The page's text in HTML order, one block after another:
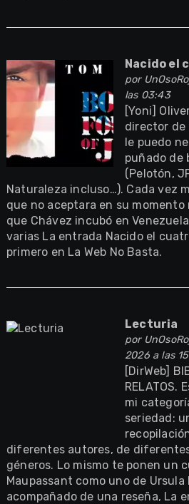
Nacido el
por
las 03:43
[Yoni]
director de
le puedo
puñado de
(Pelotón,
Naturaleza incluso…). Cada vez
que no aceptara en su
que Chávez incubó en
varias La entrada Nacido el
primero en La Web No Basta.
Lecturia
por
2026 a las
[DirWeb]
RELATOS.
mi
seriedad:
diferentes autores, de
géneros. Lo mismo te ponen un
Maupassant como uno de Ursula
acompañado de una reseña, La